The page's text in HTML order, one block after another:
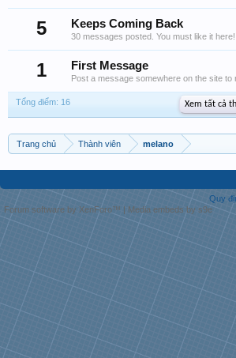
5 Keeps Coming Back
30 messages posted. You must like it here!
1 First Message
Post a message somewhere on the site to
Tổng điểm: 16 Xem tất cả
Trang chủ Thành viên melano
Quy
Forum software by XenForo™ | Media embeds by s9e